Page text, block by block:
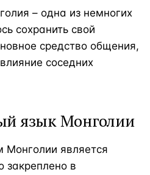
– одна из немногих
сохранить свой
средство общения,
соседних
язык Монголии
является
закреплено в